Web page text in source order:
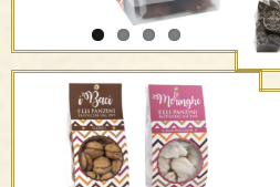
I Baci, Le Melighe and
Brutti e Buoni – F.lli